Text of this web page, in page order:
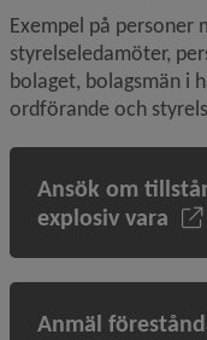
Exempel på personer
styrelseledamöter,
bolaget, bolagsmän i
ordförande och
Ansök om
explosiv vara
Anmäl